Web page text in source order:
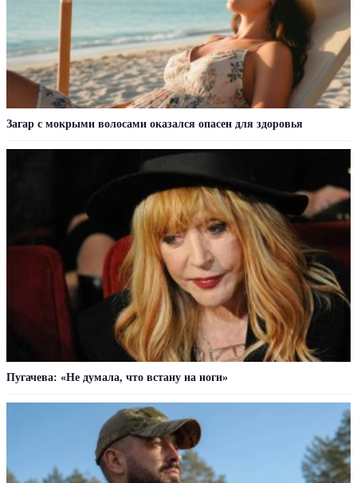
Загар с мокрыми волосами оказался опасен для здоровья
Пугачева: «Не думала, что встану на ноги»